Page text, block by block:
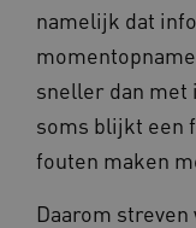
namelijk dat
sneller dan met
soms blijkt een
fouten maken
Daarom